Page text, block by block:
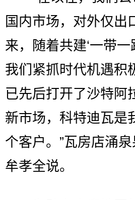
国内市场，对外仅出
来，随着共建‘一带
我们紧抓时代机遇积
已先后打开了沙特阿
新市场，科特迪瓦是
个客户。”瓦房店涌
牟孝全说。